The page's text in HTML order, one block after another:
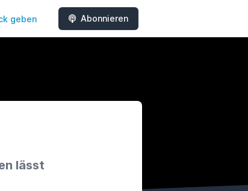
geben Abonnieren
lässt